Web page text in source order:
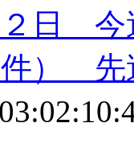
日 今
） 先